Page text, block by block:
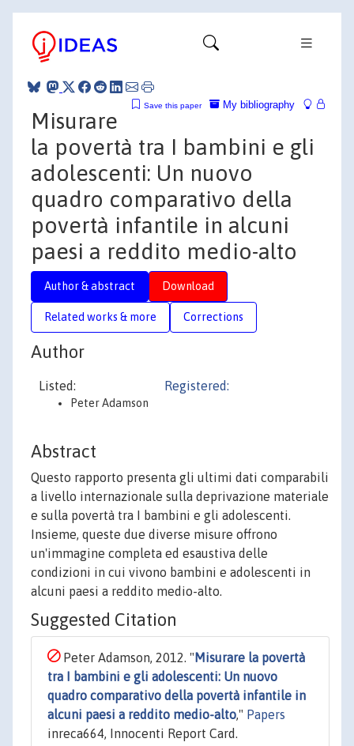
My bibliography
Save this paper
Misurare
la povertà tra I bambini e gli
adolescenti: Un nuovo
quadro comparativo della
povertà infantile in alcuni
paesi a reddito medio-alto
Author & abstract Download
Related works & more Corrections
Author
Listed:
Peter Adamson
Registered:
Abstract
Questo rapporto presenta gli ultimi dati comparabili
a livello internazionale sulla deprivazione materiale
e sulla povertà tra I bambini e gli adolescenti.
Insieme, queste due diverse misure offrono
un'immagine completa ed esaustiva delle
condizioni in cui vivono bambini e adolescenti in
alcuni paesi a reddito medio-alto.
Suggested Citation
Peter Adamson, 2012. " Misurare la povertà
tra I bambini e gli adolescenti: Un nuovo
quadro comparativo della povertà infantile in
alcuni paesi a reddito medio-alto," Papers
inreca664, Innocenti Report Card.